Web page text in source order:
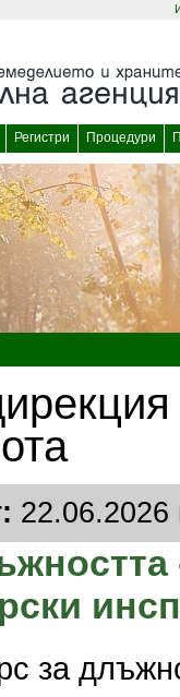
Регистри Процедури
22.06.2026
за